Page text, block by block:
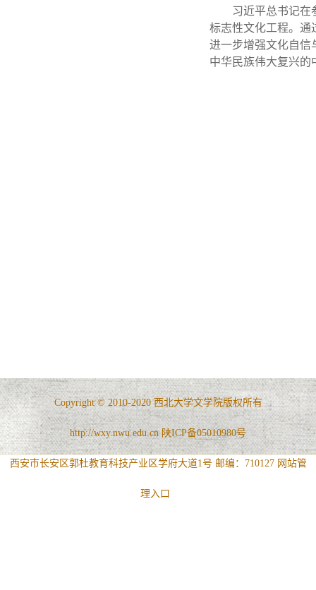
习近平总书记在
标志性文化工程。通
进一步增强文化自信
中华民族伟大复兴的
Copyright © 2010-2020 西北大学文学院版权所有
http://wxy.nwu.edu.cn 陕ICP备05010980号
西安市长安区郭杜教育科技产业区学府大道1号 邮编：710127 网站管
理入口